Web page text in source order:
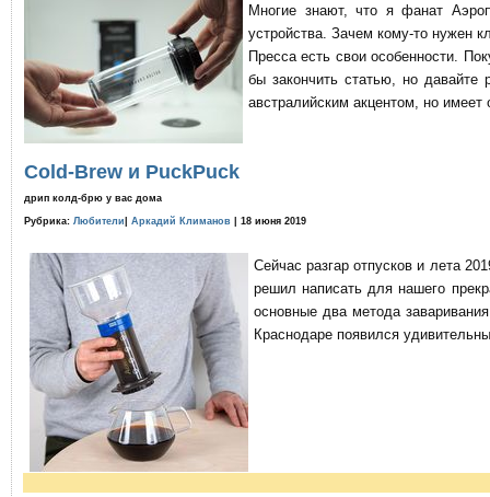
Многие знают, что я фанат
устройства. Зачем кому-то нужен
Пресса есть свои особенности.
бы закончить статью, но давайте
австралийским акцентом, но имеет
Cold-Brew и PuckPuck
дрип колд-брю у вас дома
Рубрика: Любители Аркадий Климанов | 18 июня 2019
Сейчас разгар отпусков и лета
решил написать для нашего
основные два метода
Краснодаре появился